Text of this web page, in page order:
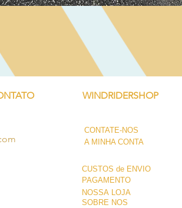
Visualização rápida
WINDRIDERSHOP
CONTATE-NOS
A MINHA CONTA
CUSTOS de ENVIO
PAGAMENTO
NOSSA LOJA
SOBRE NÓS